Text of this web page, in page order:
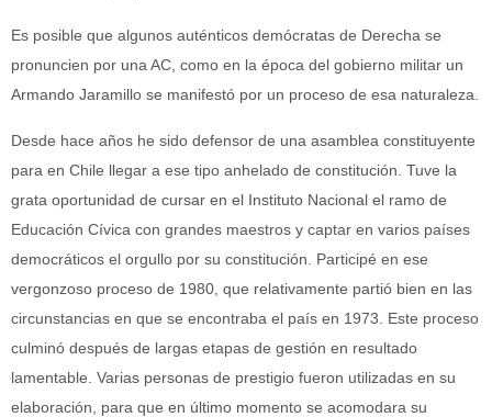
Es posible que algunos auténticos demócratas de Derecha se
pronuncien por una AC, como en la época del gobierno militar un
Armando Jaramillo se manifestó por un proceso de esa naturaleza.
Desde hace años he sido defensor de una asamblea constituyente
para en Chile llegar a ese tipo anhelado de constitución. Tuve la
grata oportunidad de cursar en el Instituto Nacional el ramo de
Educación Cívica con grandes maestros y captar en varios países
democráticos el orgullo por su constitución. Participé en ese
vergonzoso proceso de 1980, que relativamente partió bien en las
circunstancias en que se encontraba el país en 1973. Este proceso
culminó después de largas etapas de gestión en resultado
lamentable. Varias personas de prestigio fueron utilizadas en su
elaboración, para que en último momento se acomodara su